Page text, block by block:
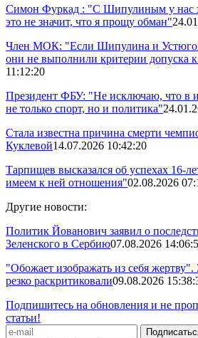
Симон Фуркад : "С Шипулиным у нас
это не значит, что я прощу обман"
Член МОК: "Если Шипулина и
они не выполнили критерии допуска
11:12:20
Президент ФБУ: "Не исключаю, что в
не только спорт, но и политика"
Стала известна причина смерти
Куклевой14.07.2026 10:42:20
Тарпищев высказался об успехах 16-
имеем к ней отношения"02.08.2026
Другие новости:
Политик Йованович заявил о
Зеленского в Сербию07.08.2026
"Обожает изображать из себя жертву".
резко раскритиковали09.08.2026
Подпишитесь на обновления и не
статьи!